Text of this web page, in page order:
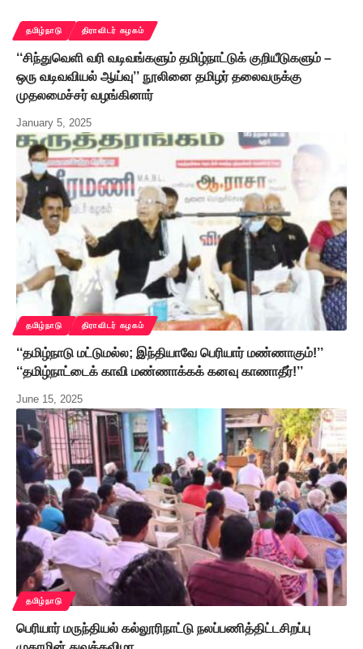
தமிழ்நாடு திராவிடர் கழகம்
‘‘சிந்துவெளி வரி வடிவங்களும் தமிழ்நாட்டுக் குறியீடுகளும் –
ஒரு வடிவவியல் ஆய்வு’’ நூலினை தமிழர் தலைவருக்கு
முதலமைச்சர் வழங்கினார்
January 5, 2025
தமிழ்நாடு திராவிடர் கழகம்
‘‘தமிழ்நாடு மட்டுமல்ல; இந்தியாவே பெரியார் மண்ணாகும்!’’
‘‘தமிழ்நாட்டைக் காவி மண்ணாக்கக் கனவு காணாதீர்!’’
June 15, 2025
தமிழ்நாடு
பெரியார் மருந்தியல் கல்லூரிநாட்டு நலப்பணித்திட்டசிறப்பு